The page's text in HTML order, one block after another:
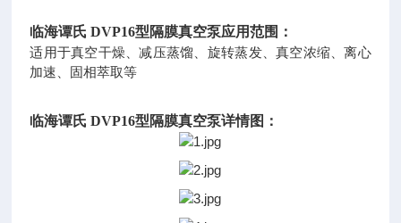
临海谭氏 DVP16型隔膜真空泵应用范围：
适用于真空干燥、减压蒸馏、旋转蒸发、真空浓缩、离心
加速、固相萃取等
临海谭氏 DVP16型隔膜真空泵详情图：